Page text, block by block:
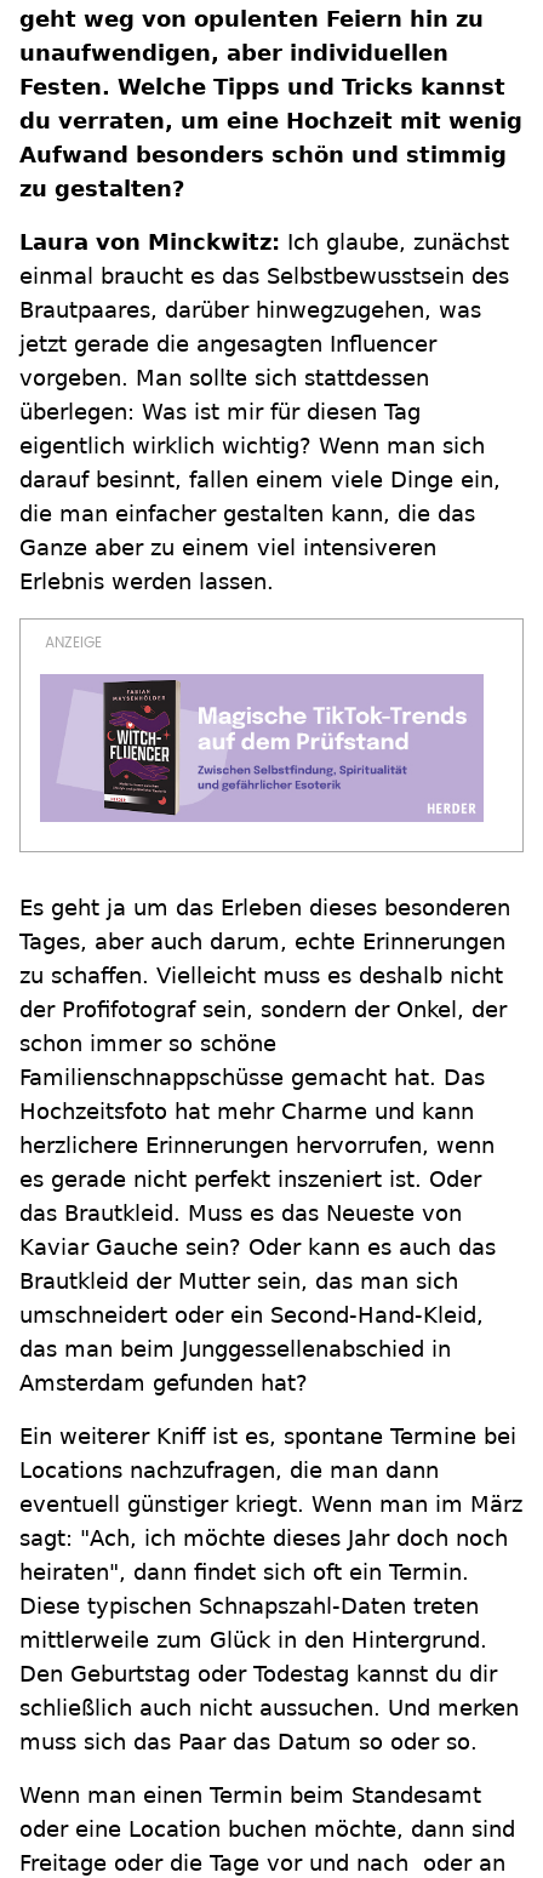
geht weg von opulenten Feiern hin zu
unaufwendigen, aber individuellen
Festen. Welche Tipps und Tricks kannst
du verraten, um eine Hochzeit mit wenig
Aufwand besonders schön und stimmig
zu gestalten?
Laura von Minckwitz: Ich glaube, zunächst
einmal braucht es das Selbstbewusstsein des
Brautpaares, darüber hinwegzugehen, was
jetzt gerade die angesagten Influencer
vorgeben. Man sollte sich stattdessen
überlegen: Was ist mir für diesen Tag
eigentlich wirklich wichtig? Wenn man sich
darauf besinnt, fallen einem viele Dinge ein,
die man einfacher gestalten kann, die das
Ganze aber zu einem viel intensiveren
Erlebnis werden lassen.
Es geht ja um das Erleben dieses besonderen
Tages, aber auch darum, echte Erinnerungen
zu schaffen. Vielleicht muss es deshalb nicht
der Profifotograf sein, sondern der Onkel, der
schon immer so schöne
Familienschnappschüsse gemacht hat. Das
Hochzeitsfoto hat mehr Charme und kann
herzlichere Erinnerungen hervorrufen, wenn
es gerade nicht perfekt inszeniert ist. Oder
das Brautkleid. Muss es das Neueste von
Kaviar Gauche sein? Oder kann es auch das
Brautkleid der Mutter sein, das man sich
umschneidert oder ein Second-Hand-Kleid,
das man beim Junggessellenabschied in
Amsterdam gefunden hat?
Ein weiterer Kniff ist es, spontane Termine bei
Locations nachzufragen, die man dann
eventuell günstiger kriegt. Wenn man im März
sagt: "Ach, ich möchte dieses Jahr doch noch
heiraten", dann findet sich oft ein Termin.
Diese typischen Schnapszahl-Daten treten
mittlerweile zum Glück in den Hintergrund.
Den Geburtstag oder Todestag kannst du dir
schließlich auch nicht aussuchen. Und merken
muss sich das Paar das Datum so oder so.
Wenn man einen Termin beim Standesamt
oder eine Location buchen möchte, dann sind
Freitage oder die Tage vor und nach oder an